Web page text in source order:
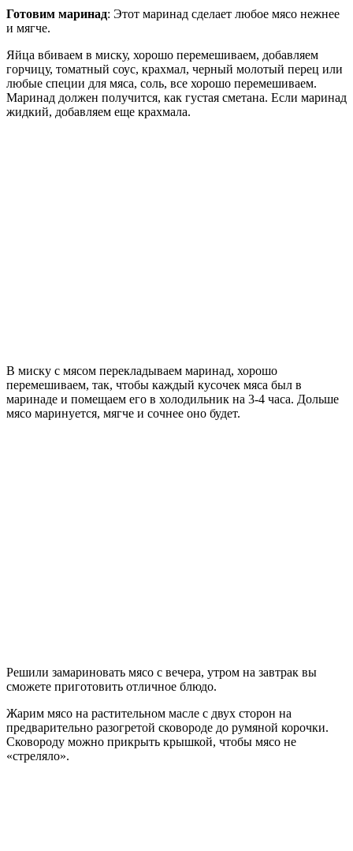
Готовим маринад: Этот маринад сделает любое мясо нежнее
и мягче.
Яйца вбиваем в миску, хорошо перемешиваем, добавляем
горчицу, томатный соус, крахмал, черный молотый перец или
любые специи для мяса, соль, все хорошо перемешиваем.
Маринад должен получится, как густая сметана. Если маринад
жидкий, добавляем еще крахмала.
В миску с мясом перекладываем маринад, хорошо
перемешиваем, так, чтобы каждый кусочек мяса был в
маринаде и помещаем его в холодильник на 3-4 часа. Дольше
мясо маринуется, мягче и сочнее оно будет.
Решили замариновать мясо с вечера, утром на завтрак вы
сможете приготовить отличное блюдо.
Жарим мясо на растительном масле с двух сторон на
предварительно разогретой сковороде до румяной корочки.
Сковороду можно прикрыть крышкой, чтобы мясо не
«стреляло».